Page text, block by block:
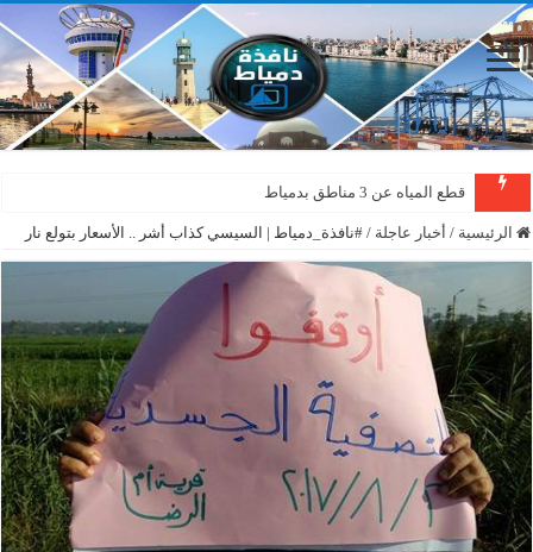
قطع المياه عن 3 مناطق بدمياط
الرئيسية / أخبار عاجلة / #نافذة_دمياط | السيسي كذاب أشر .. الأسعار بتولع نار